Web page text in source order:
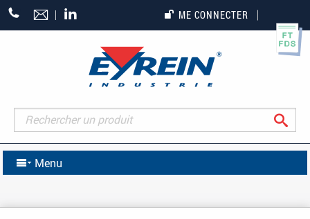
+33
(0)5
ME CONNECTER
Menu